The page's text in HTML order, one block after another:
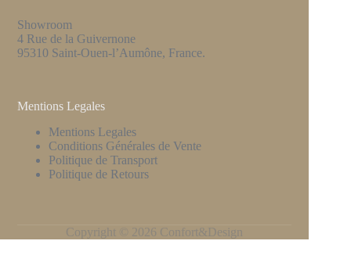
Showroom
4 Rue de la Guivernone
95310 Saint-Ouen-l’Aumône, France.
Mentions Legales
Mentions Legales
Conditions Générales de Vente
Politique de Transport
Politique de Retours
Copyright © 2026 Confort&Design